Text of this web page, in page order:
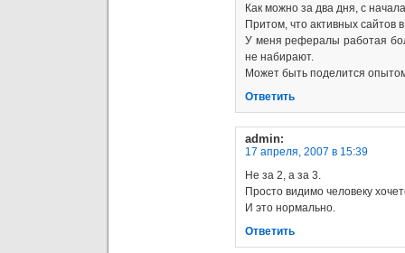
Как можно за два дня, с
Притом, что активных сайтов
У меня рефералы работая
не набирают.
Может быть поделится
Ответить
admin:
17 апреля, 2007 в 15:39
Не за 2, а за 3.
Просто видимо человеку
И это нормально.
Ответить